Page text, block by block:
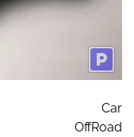
Car
OffRoad